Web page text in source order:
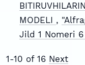
MODELI ,
Jild 1 Nomeri 6
1-10 of 16 Next